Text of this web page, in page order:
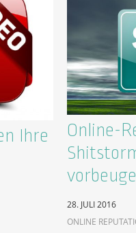
Ihre
Online-
28. JULI 2016
ONLINE